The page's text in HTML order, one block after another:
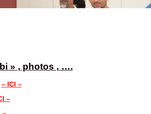
» , photos , ….
– ICI –
–